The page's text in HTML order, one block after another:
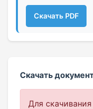
Скачать PDF
Скачать
Для